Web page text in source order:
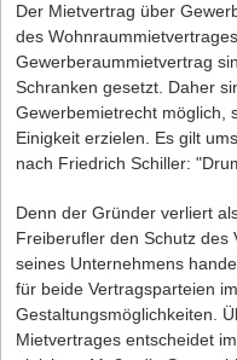
Ohne Neuregelung würden
Bestimmungen der
sind in Deutschland vor
Telekommunikationsgesetz
Setzen und Auslesen von
mit vorheriger Einwilligung
Auffassung der
bekannter Analysetools wie
Aus Unternehmenssicht ist
daher nicht nur Anlass zur
Hoffnung, das
durch einen progressiven
Der Mietvertrag über
des
Gewerberaummietvertrag
Schranken gesetzt. Daher
Gewerbemietrecht möglich,
Einigkeit erzielen. Es gilt
nach Friedrich Schiller:
Denn der Gründer verliert
Freiberufler den Schutz des
seines Unternehmens
für beide Vertragsparteien
Gestaltungsmöglichkeiten.
Mietvertrages entscheidet